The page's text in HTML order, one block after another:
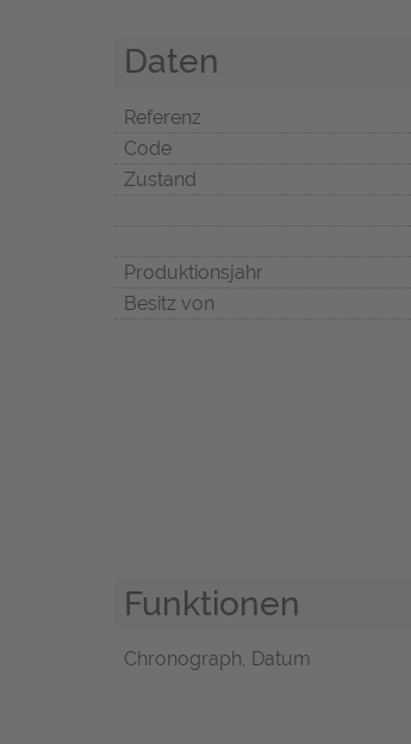
Daten
Referenz
Code
Zustand
Produktionsjahr
Besitz von
Funktionen
Chronograph, Datum